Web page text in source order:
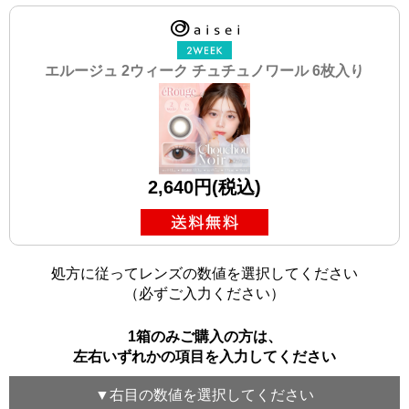
エルージュ 2ウィーク チュチュノワール 6枚入り
2,640円(税込)
処方に従ってレンズの数値を選択してください
（必ずご入力ください）
1箱のみご購入の方は、
左右いずれかの項目を入力してください
▼右目 の数値を選択してください